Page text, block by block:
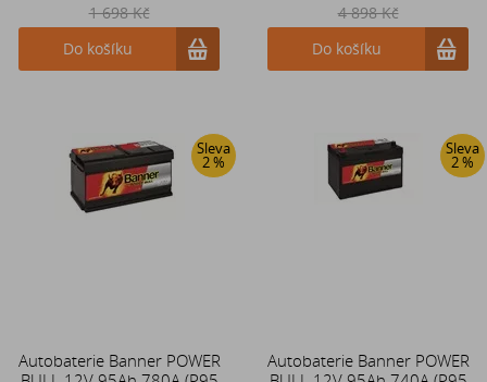
1 698 Kč
Do košíku
4 898 Kč
Do košíku
Sleva
2 %
Autobaterie Banner POWER
Sleva
2 %
Autobaterie Banner POWER